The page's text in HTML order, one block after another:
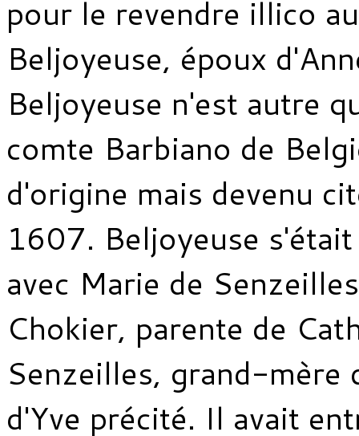
pour le revendre illico
Beljoyeuse, époux
Beljoyeuse n'est autre
comte Barbiano de
d'origine mais devenu
1607. Beljoyeuse
avec Marie de
Chokier, parente de
Senzeilles, grand-mère
d'Yve précité. Il avait